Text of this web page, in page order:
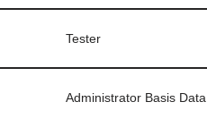
Tester
Administrator Basis Data